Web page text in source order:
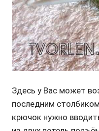
Здесь у Вас может
последним
крючок нужно